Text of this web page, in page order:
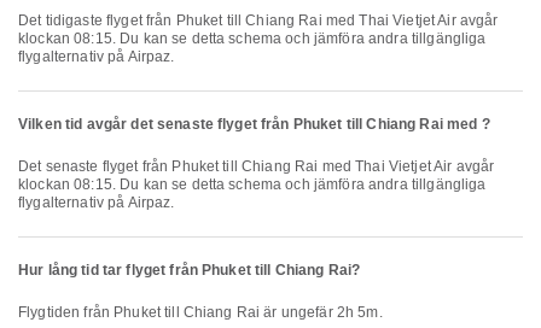
Det tidigaste flyget från Phuket till Chiang Rai med Thai Vietjet Air avgår
klockan 08:15. Du kan se detta schema och jämföra andra tillgängliga
flygalternativ på Airpaz.
Vilken tid avgår det senaste flyget från Phuket till Chiang Rai med ?
Det senaste flyget från Phuket till Chiang Rai med Thai Vietjet Air avgår
klockan 08:15. Du kan se detta schema och jämföra andra tillgängliga
flygalternativ på Airpaz.
Hur lång tid tar flyget från Phuket till Chiang Rai?
Flygtiden från Phuket till Chiang Rai är ungefär 2h 5m.